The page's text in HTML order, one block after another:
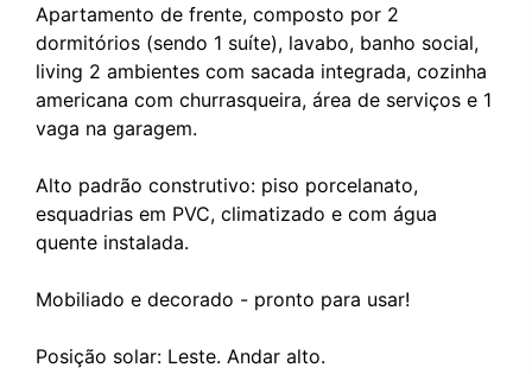
Apartamento de frente, composto por 2
dormitórios (sendo 1 suíte), lavabo, banho social,
living 2 ambientes com sacada integrada, cozinha
americana com churrasqueira, área de serviços e 1
vaga na garagem.
Alto padrão construtivo: piso porcelanato,
esquadrias em PVC, climatizado e com água
quente instalada.
Mobiliado e decorado - pronto para usar!
Posição solar: Leste. Andar alto.